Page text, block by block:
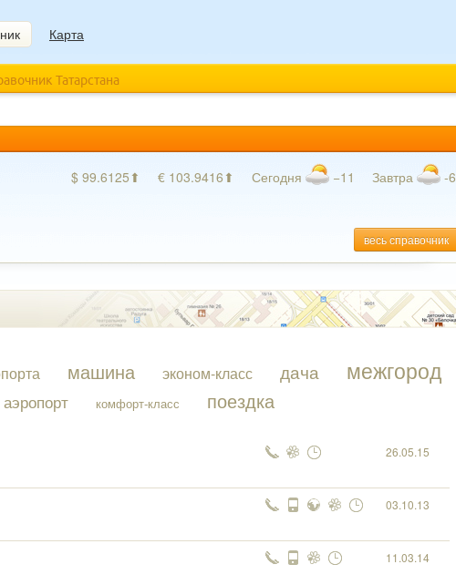
Карта
Татарстана
$ 99.6125⬆ € 103.9416⬆ Сегодня −11 Завтра -6
весь справочник
машина эконом-класс дача межгород
аэропорт комфорт-класс поездка
26.05.15
03.10.13
11.03.14